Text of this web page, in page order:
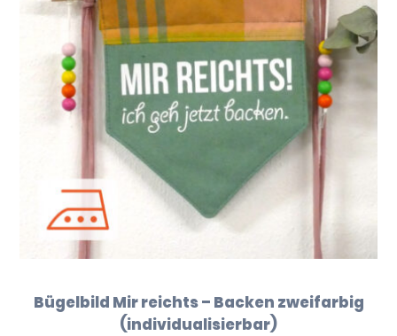
Bügelbild Mir reichts – Backen zweifarbig
(individualisierbar)